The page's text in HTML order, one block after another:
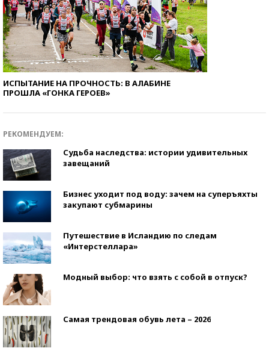
ИСПЫТАНИЕ НА ПРОЧНОСТЬ: В АЛАБИНЕ
ПРОШЛА «ГОНКА ГЕРОЕВ»
РЕКОМЕНДУЕМ:
Судьба наследства: истории удивительных
завещаний
Бизнес уходит под воду: зачем на суперъяхты
закупают субмарины
Путешествие в Исландию по следам
«Интерстеллара»
Модный выбор: что взять с собой в отпуск?
Самая трендовая обувь лета – 2026